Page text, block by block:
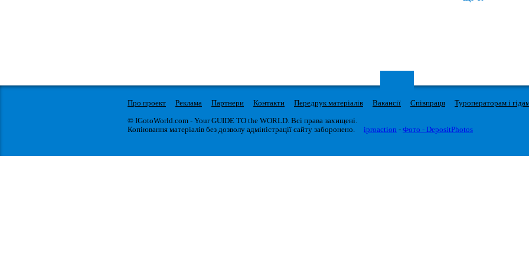
Про проект Реклама Партнери Контакти Передрук матеріалів Вакансії Співпраця Туроператорам і
© IGotoWorld.com - Your GUIDE TO the WORLD. Всі права захищені.
Копіювання матеріалів без дозволу адміністрації сайту заборонено.
iproaction - Фото - DepositPhotos